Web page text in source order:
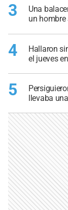
3
Una
un
4
Hallaron
el jueves
5
llevaba